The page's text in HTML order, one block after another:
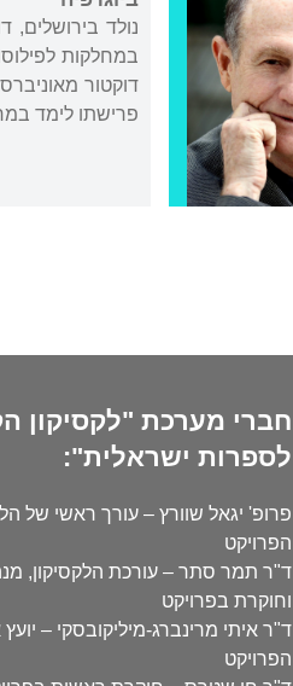
נולד
פרישתו לימד
חברי מערכת "לקסיקון
לספרות ישראלית":
פרופ' יגאל שוורץ – עורך ראשי של
הפרויקט
ד"ר תמר סתר – עורכת הלקסיקון,
וחוקרת בפרויקט
ד"ר איתי מרינברג-מיליקובסקי –
הפרויקט